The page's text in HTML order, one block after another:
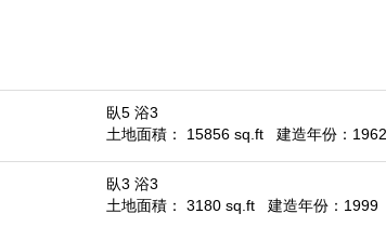
臥5 浴3
土地面積： 15856 sq.ft
建造年份：1962
臥3 浴3
土地面積： 3180 sq.ft
建造年份：1999